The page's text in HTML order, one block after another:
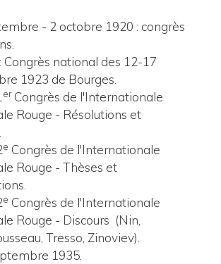
- 2 octobre 1920 : congrès
Congrès national des 12-17
1923 de Bourges.
er Congrès de l'Internationale
Rouge - Résolutions et
e Congrès de l'Internationale
Rouge - Thèses et
e Congrès de l'Internationale
Rouge - Discours (Nin,
Tresso, Zinoviev).
1935.